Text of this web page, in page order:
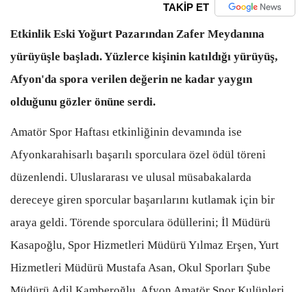
TAKİP ET
Etkinlik Eski Yoğurt Pazarından Zafer Meydanına
yürüyüşle başladı. Yüzlerce kişinin katıldığı yürüyüş,
Afyon'da spora verilen değerin ne kadar yaygın
olduğunu gözler önüne serdi.
Amatör Spor Haftası etkinliğinin devamında ise
Afyonkarahisarlı başarılı sporculara özel ödül töreni
düzenlendi. Uluslararası ve ulusal müsabakalarda
dereceye giren sporcular başarılarını kutlamak için bir
araya geldi. Törende sporculara ödüllerini; İl Müdürü
Kasapoğlu, Spor Hizmetleri Müdürü Yılmaz Erşen, Yurt
Hizmetleri Müdürü Mustafa Asan, Okul Sporları Şube